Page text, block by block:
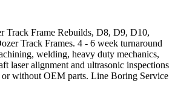
Track Frame Rebuilds, D8, D9, D10,
Track Frames. 4 - 6 week turnaround
welding, heavy duty mechanics,
laser alignment and ultrasonic inspections
without OEM parts. Line Boring Service